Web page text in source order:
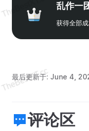
乱作一
获得全部
最后更新于: June 4,
评论区